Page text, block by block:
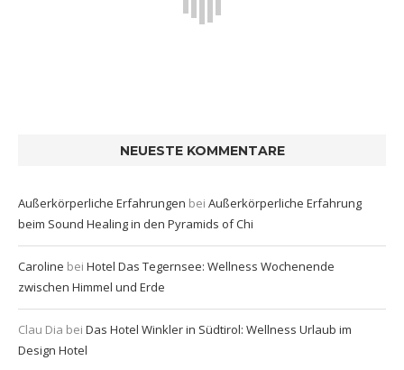
NEUESTE KOMMENTARE
Außerkörperliche Erfahrungen bei Außerkörperliche Erfahrung
beim Sound Healing in den Pyramids of Chi
Caroline bei Hotel Das Tegernsee: Wellness Wochenende
zwischen Himmel und Erde
Clau Dia bei Das Hotel Winkler in Südtirol: Wellness Urlaub im
Design Hotel